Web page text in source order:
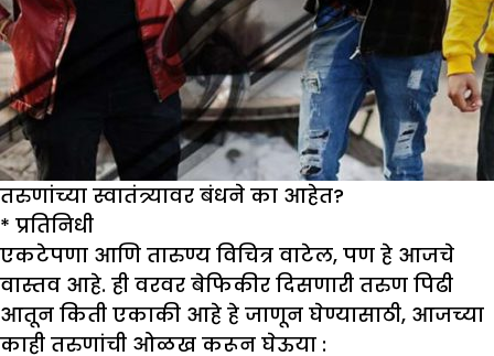
तरुणांच्या स्वातंत्र्यावर बंधने का आहेत?
* प्रतिनिधी
एकटेपणा आणि तारुण्य विचित्र वाटेल, पण हे आजचे
वास्तव आहे. ही वरवर बेफिकीर दिसणारी तरुण पिढी
आतून किती एकाकी आहे हे जाणून घेण्यासाठी, आजच्या
काही तरुणांची ओळख करून घेऊया :